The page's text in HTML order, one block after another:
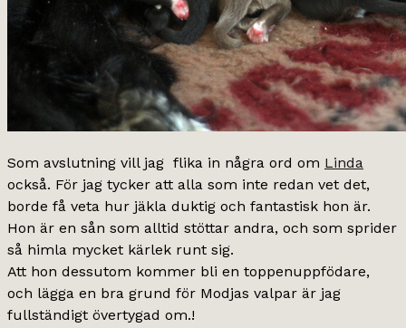
Som avslutning vill jag flika in några ord om Linda
också. För jag tycker att alla som inte redan vet det,
borde få veta hur jäkla duktig och fantastisk hon är.
Hon är en sån som alltid stöttar andra, och som sprider
så himla mycket kärlek runt sig.
Att hon dessutom kommer bli en toppenuppfödare,
och lägga en bra grund för Modjas valpar är jag
fullständigt övertygad om.!